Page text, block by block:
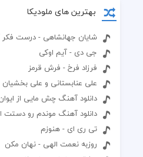
بهترین های ملودیکا
شایان جهانشاهی - درست فکر
جی دی - آیم اوکی
فرزاد فرخ - فرش قرمز
علی عنابستانی و علی
دانلود آهنگ چش مایی از
دانلود آهنگ موندم رو دستت
تی ری ای - هنوزم
روزبه نعمت الهی - نهان مکن